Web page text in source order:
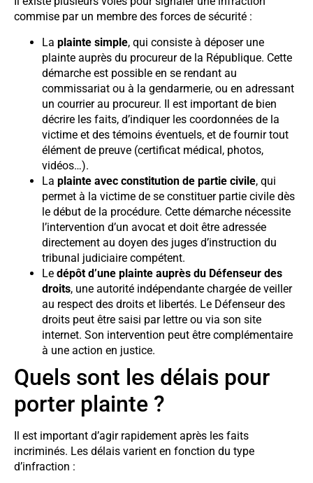
commise par un membre des forces de sécurité :
La plainte simple, qui consiste à déposer une
plainte auprès du procureur de la République. Cette
démarche est possible en se rendant au
commissariat ou à la gendarmerie, ou en adressant
un courrier au procureur. Il est important de bien
décrire les faits, d’indiquer les coordonnées de la
victime et des témoins éventuels, et de fournir tout
élément de preuve (certificat médical, photos,
vidéos…).
La plainte avec constitution de partie civile, qui
permet à la victime de se constituer partie civile dès
le début de la procédure. Cette démarche nécessite
l’intervention d’un avocat et doit être adressée
directement au doyen des juges d’instruction du
tribunal judiciaire compétent.
Le dépôt d’une plainte auprès du Défenseur des
droits, une autorité indépendante chargée de veiller
au respect des droits et libertés. Le Défenseur des
droits peut être saisi par lettre ou via son site
internet. Son intervention peut être complémentaire
à une action en justice.
Quels sont les délais pour
porter plainte ?
Il est important d’agir rapidement après les faits
incriminés. Les délais varient en fonction du type
d’infraction :